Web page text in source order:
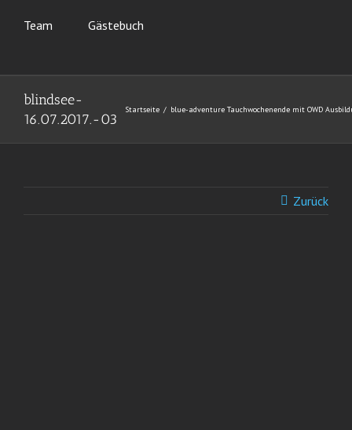
Team Gästebuch
blindsee-
16.07.2017.-03
Startseite blue-adventure Tauchwochenende mit OWD
Zurück